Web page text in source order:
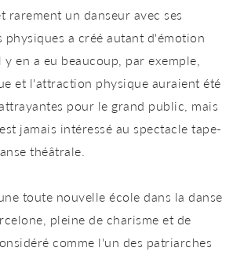
rarement un danseur avec ses
physiques a créé autant d'émotion
y en a eu beaucoup, par exemple,
et l'attraction physique auraient été
pour le grand public, mais
jamais intéressé au spectacle tape-
théâtrale.
toute nouvelle école dans la danse
pleine de charisme et de
comme l'un des patriarches